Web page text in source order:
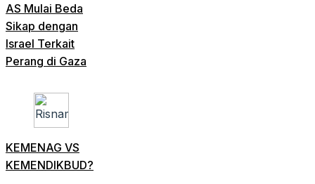
AS Mulai Beda
Sikap dengan
Israel Terkait
Perang di Gaza
KEMENAG VS
KEMENDIKBUD?